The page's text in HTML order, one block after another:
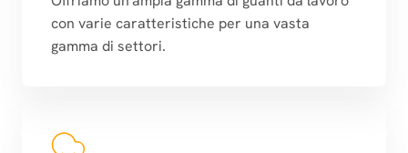
con varie caratteristiche per una vasta
gamma di settori.